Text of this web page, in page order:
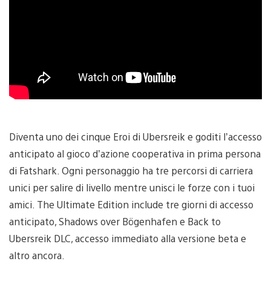
Diventa uno dei cinque Eroi di Ubersreik e goditi l’accesso
anticipato al gioco d’azione cooperativa in prima persona
di Fatshark. Ogni personaggio ha tre percorsi di carriera
unici per salire di livello mentre unisci le forze con i tuoi
amici. The Ultimate Edition include tre giorni di accesso
anticipato, Shadows over Bögenhafen e Back to
Ubersreik DLC, accesso immediato alla versione beta e
altro ancora.